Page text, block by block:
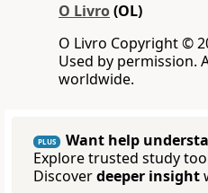
O Livro(OL)
O Livro Copyright ©
Used by permission.
worldwide.
PLUS
Want help
Explore trusted study
Discoverdeeper insight